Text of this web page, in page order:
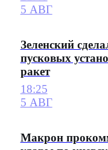
5 АВГ
Зеленский
пусковых
ракет
18:25
5 АВГ
Макрон